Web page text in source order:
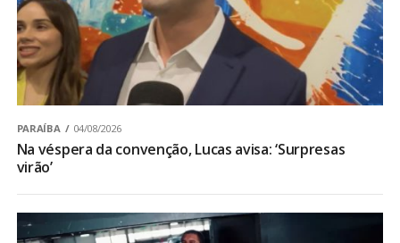
PARAÍBA 04/08/2026
Na véspera da convenção, Lucas avisa: ‘Surpresas
virão’